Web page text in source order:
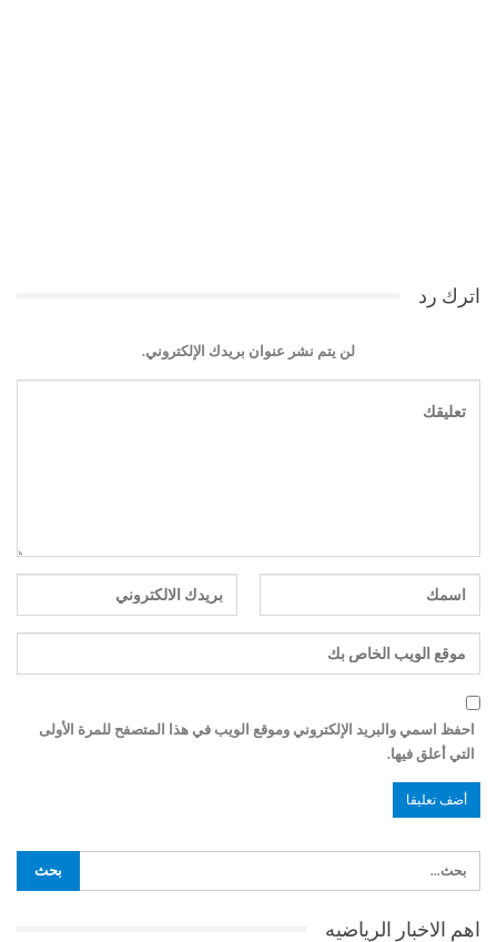
اترك رد
لن يتم نشر عنوان بريدك الإلكتروني.
احفظ اسمي والبريد الإلكتروني وموقع الويب في هذا المتصفح للمرة الأولى
التي أعلق فيها.
اهم الاخبار الرياضيه